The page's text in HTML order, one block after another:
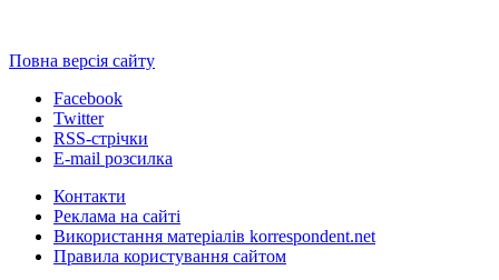
Повна версія сайту
Facebook
Twitter
RSS-стрічки
E-mail розсилка
Контакти
Реклама на сайті
Використання матеріалів korrespondent.net
Правила користування сайтом